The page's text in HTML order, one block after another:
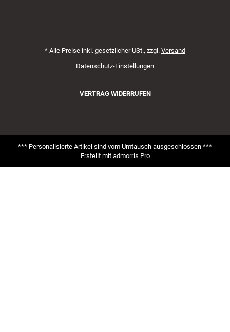
* Alle Preise inkl. gesetzlicher USt., zzgl. Versand
Datenschutz-Einstellungen
VERTRAG WIDERRUFEN
*** Personalisierte Artikel sind vom Umtausch ausgeschlossen ***
Erstellt mit admorris Pro